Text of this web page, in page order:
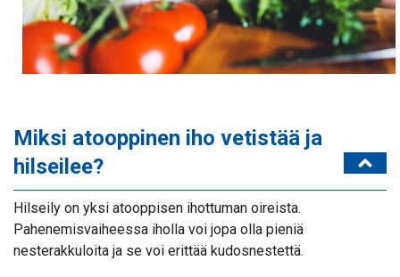
Miksi atooppinen iho vetistää ja
hilseilee?
Hilseily on yksi atooppisen ihottuman oireista.
Pahenemisvaiheessa iholla voi jopa olla pieniä
nesterakkuloita ja se voi erittää kudosnestettä.